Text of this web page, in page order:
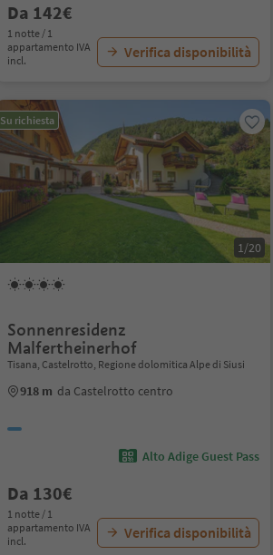
Da 142€
1 notte / 1
appartamento IVA
incl.
Verifica disponibilità
Su richiesta
1/20
Sonnenresidenz
Malfertheinerhof
Tisana, Castelrotto, Regione dolomitica Alpe di Siusi
918 m da Castelrotto centro
Alto Adige Guest Pass
Da 130€
1 notte / 1
appartamento IVA
incl.
Verifica disponibilità